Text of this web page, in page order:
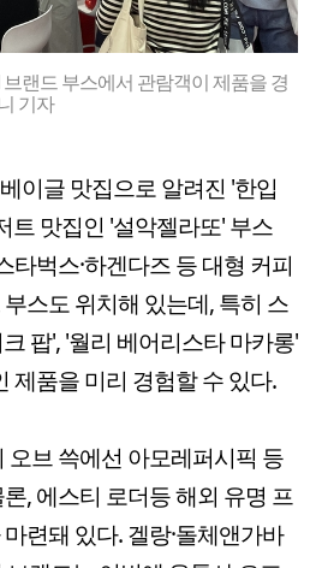
랜드 부스에서 관람객이 제품을 경
기자
이글 맛집으로 알려진 '한입
트 맛집인 '설악젤라또' 부스
타벅스·하겐다즈 등 대형 커피
스도 위치해 있는데, 특히 스
팝', '월리 베어리스타 마카롱'
제품을 미리 경험할 수 있다.
오브 쓱에선 아모레퍼시픽 등
, 에스티 로더등 해외 유명 프
련돼 있다. 겔랑·돌체앤가바